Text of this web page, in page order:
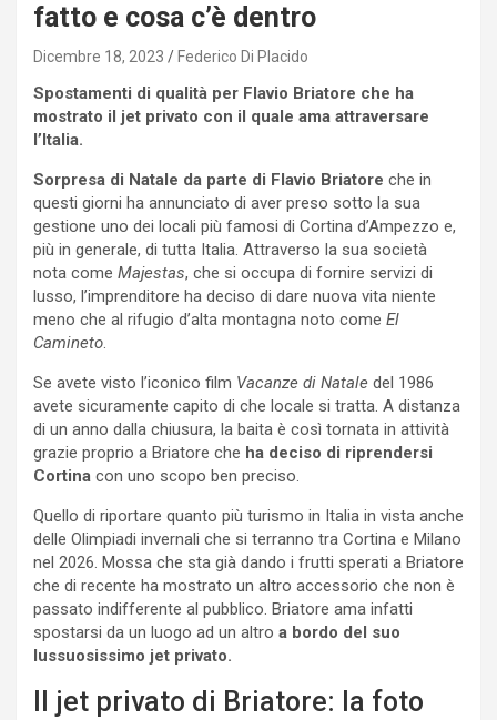
fatto e cosa c’è dentro
Dicembre 18, 2023 Federico Di Placido
Spostamenti di qualità per Flavio Briatore che ha
mostrato il jet privato con il quale ama attraversare
l’Italia.
Sorpresa di Natale da parte di Flavio Briatore che in
questi giorni ha annunciato di aver preso sotto la sua
gestione uno dei locali più famosi di Cortina d’Ampezzo e,
più in generale, di tutta Italia. Attraverso la sua società
nota come Majestas, che si occupa di fornire servizi di
lusso, l’imprenditore ha deciso di dare nuova vita niente
meno che al rifugio d’alta montagna noto come El
Camineto.
Se avete visto l’iconico film Vacanze di Natale del 1986
avete sicuramente capito di che locale si tratta. A distanza
di un anno dalla chiusura, la baita è così tornata in attività
grazie proprio a Briatore che ha deciso di riprendersi
Cortina con uno scopo ben preciso.
Quello di riportare quanto più turismo in Italia in vista anche
delle Olimpiadi invernali che si terranno tra Cortina e Milano
nel 2026. Mossa che sta già dando i frutti sperati a Briatore
che di recente ha mostrato un altro accessorio che non è
passato indifferente al pubblico. Briatore ama infatti
spostarsi da un luogo ad un altro a bordo del suo
lussuosissimo jet privato.
Il jet privato di Briatore: la foto